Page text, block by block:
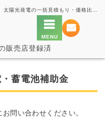
販売店登録済
蓄電池補助金
問い合わせください。